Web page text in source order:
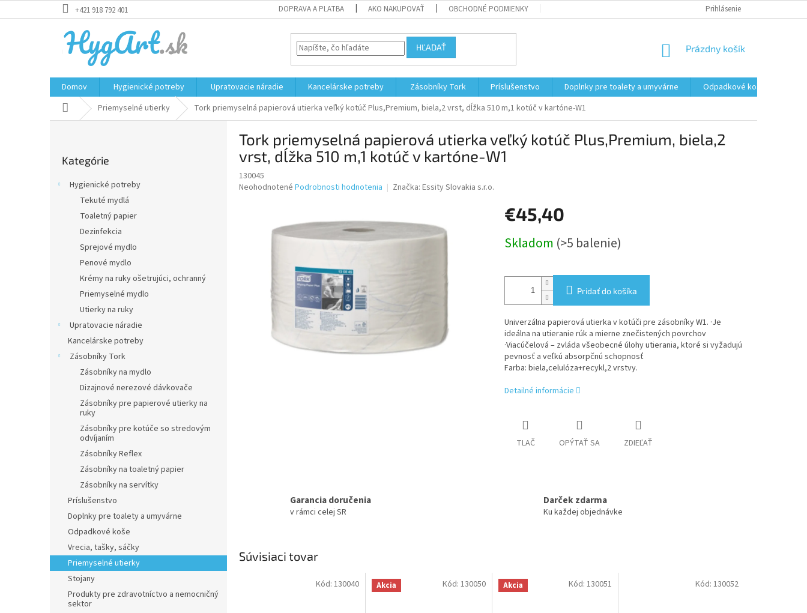
na
+421 918 792 401 DOPRAVA A PLATBA AKO NAKUPOVAŤ OBCHODNÉ PODMIENKY FORMULÁR NA
Prihlásenie
HĽADAŤ
NÁKUPNÝ
Prázdny košík
Domov Hygienické potreby Upratovacie náradie Kancelárske potreby Zásobníky Tork Príslušenstvo Doplnky pre toalety a umyvárne Odpadkové koše
DomovPriemyselné utierky Tork priemyselná papierová utierka veľký kotúč Plus,Premium, biela,2 vrst, dĺžka 510 m,1 kotúč v kartóne-W1
kategórie
Kategórie
Hygienické potreby
Tekuté mydlá
Toaletný papier
Dezinfekcia
Sprejové mydlo
Penové mydlo
Krémy na ruky ošetrujúci, ochranný
Priemyselné mydlo
Utierky na ruky
Upratovacie náradie
Kancelárske potreby
Zásobníky Tork
Zásobníky na mydlo
Dizajnové nerezové dávkovače
Zásobníky pre papierové utierky na
ruky
Zásobníky pre kotúče so stredovým
odvíjaním
Zásobníky Reflex
Zásobníky na toaletný papier
Zásobníky na servítky
Príslušenstvo
Doplnky pre toalety a umyvárne
Odpadkové koše
Vrecia, tašky, sáčky
Priemyselné utierky
Stojany
Produkty pre zdravotníctvo a nemocničný
sektor
Tork priemyselná papierová utierka veľký kotúč Plus,Premium, biela,2
vrst, dĺžka 510 m,1 kotúč v kartóne-W1
130045
Priemerné
Neohodnotené Podrobnosti hodnotenia Značka: Essity Slovakia s.r.o.
€45,40
cena:
Skladom (>5 balenie)
Pridať do košíka
Univerzálna papierová utierka v kotúči pre zásobníky W1. ·Je
ideálna na utieranie rúk a mierne znečistených povrchov
·Viacúčelová – zvláda všeobecné úlohy utierania, ktoré si vyžadujú
pevnosť a veľkú absorpčnú schopnosť
Farba: biela,celulóza+recykl,2 vrstvy.
Detailné informácie
TLAČ OPÝTAŤ SA ZDIEĽAŤ
Garancia doručenia
v rámci celej SR
Darček zdarma
Ku každej objednávke
Súvisiaci tovar
Kód: 130040 Akcia Kód: 130050 Akcia Kód:130051 Kód: 130052